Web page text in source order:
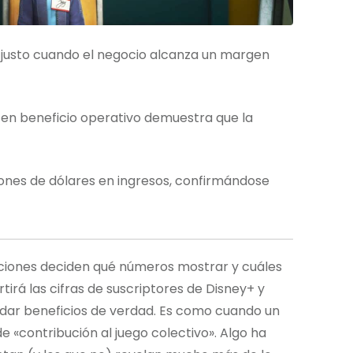
cuando el negocio alcanza un margen
beneficio operativo demuestra que la
de dólares en ingresos, confirmándose
deciden qué números mostrar y cuáles
las cifras de suscriptores de Disney+ y
beneficios de verdad. Es como cuando un
«contribución al juego colectivo». Algo ha